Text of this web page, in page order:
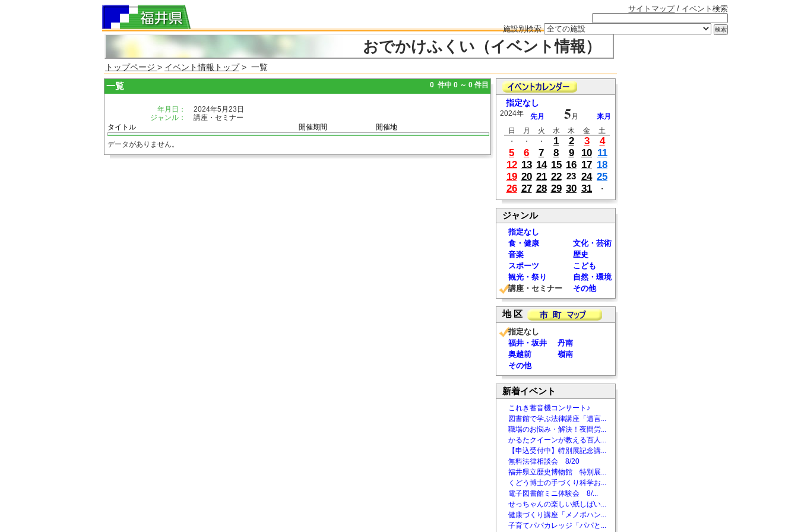
サイトマップ/ イベント検索
施設別検索
おでかけふくい（イベント情報）
トップページ > イベント情報トップ> 一覧
一覧 0 件中 0 ～ 0 件目
年月日：
2024年5月23日
ジャンル：
講座・セミナー
タイトル
開催期間 開催地
データがありません。
指定なし
2024年 先月 5 月
来月
日
月 火 水 木 金
土
・
・ ・ 1 2 3
4
5
6 7 8 9 10 11
12 13 14 15 16 17 18
19 20 21 22 23 24 25
26 27 28 29 30 31 ・
ジャンル
指定なし
食・健康
文化・芸術
音楽
歴史
スポーツ
こども
観光・祭り
自然・環境
講座・セミナー
その他
地 区
指定なし
福井・坂井
丹南
奥越前
嶺南
その他
新着イベント
これき蓄音機コンサート♪
図書館で学ぶ法律講座「遺言...
職場のお悩み・解決！夜間労...
かるたクイーンが教える百人...
【申込受付中】特別展記念講...
無料法律相談会 8/20
福井県立歴史博物館 特別展...
くどう博士の手づくり科学お...
電子図書館ミニ体験会 8/...
せっちゃんの楽しい紙しばい...
健康づくり講座「メノポハン...
子育てパパカレッジ「パパと...